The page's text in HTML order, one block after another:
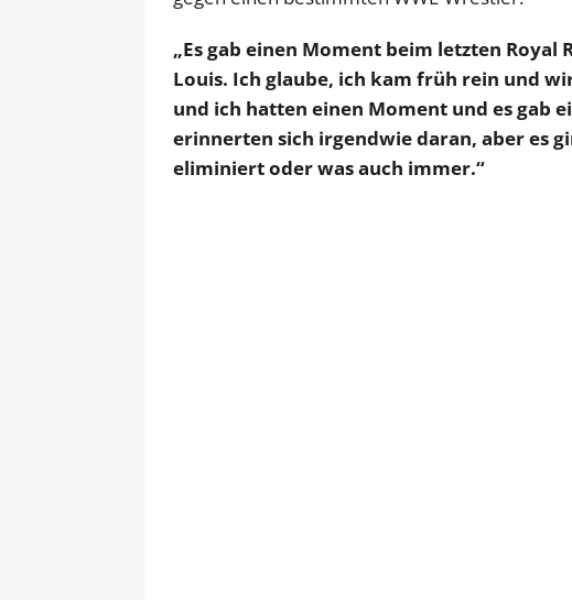
„Es gab einen Moment beim letzten
Louis. Ich glaube, ich kam früh rein und
und ich hatten einen Moment und es gab
erinnerten sich irgendwie daran, aber es
eliminiert oder was auch immer.“